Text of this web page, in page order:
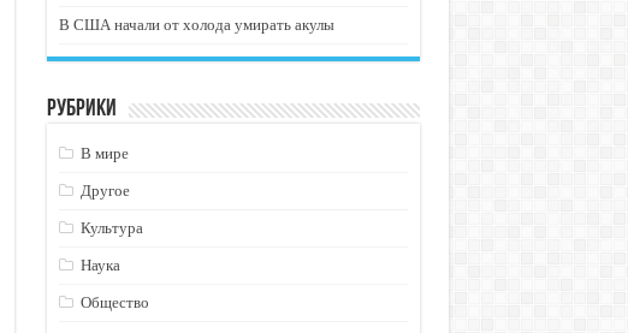
В США начали от холода умирать акулы
Рубрики
В мире
Другое
Культура
Наука
Общество